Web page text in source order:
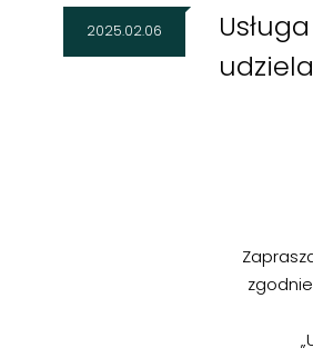
2025.02.06